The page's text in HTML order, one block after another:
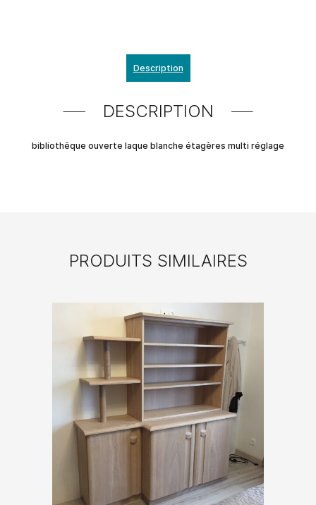
Description
DESCRIPTION
bibliothêque ouverte laque blanche étagères multi réglage
PRODUITS SIMILAIRES